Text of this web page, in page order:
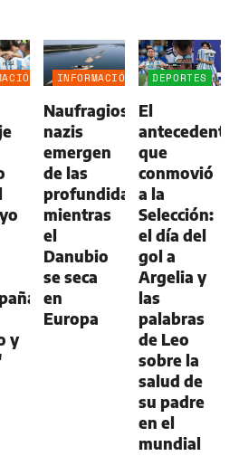
y
INFORMACIÓN
Naufragios
nazis
emergen
de las
profundidades
mientras
el
Danubio
se seca
en
Europa
DEPORTES
El
antecedente
que
conmovió
a la
Selección:
el día del
gol a
Argelia y
las
palabras
de Leo
sobre la
salud de
su padre
en el
mundial